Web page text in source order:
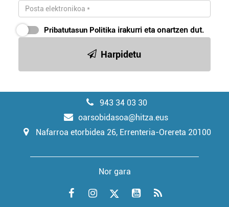
Pribatutasun Politika irakurri eta onartzen dut.
Harpidetu
943 34 03 30
oarsobidasoa@hitza.eus
Nafarroa etorbidea 26, Errenteria-Orereta 20100
Nor gara